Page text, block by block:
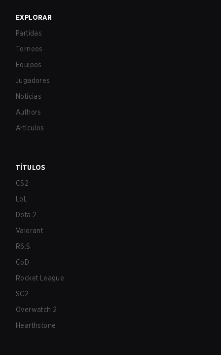
EXPLORAR
Partidas
Torneos
Equipos
Jugadores
Noticias
Authors
Artículos
TÍTULOS
CS2
LoL
Dota 2
Valorant
R6:S
CoD
Rocket League
SC2
Overwatch 2
Hearthstone